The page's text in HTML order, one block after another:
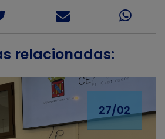
relacionadas:
27/02